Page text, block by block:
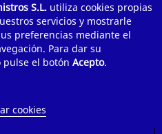
S.L. utiliza cookies propias
servicios y mostrarle
preferencias mediante el
Para dar su
el botón Acepto.
cookies